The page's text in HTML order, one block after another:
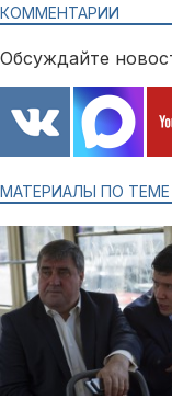
КОММЕНТАРИИ
Обсуждайте
МАТЕРИАЛЫ ПО ТЕМЕ